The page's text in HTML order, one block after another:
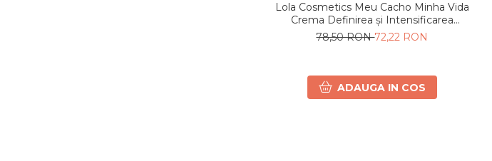
Lola Cosmetics Meu Cacho Minha Vida
Crema Definirea și Intensificarea
Buclelor 500 g
78,50 RON72,22 RON
ADAUGA IN COS